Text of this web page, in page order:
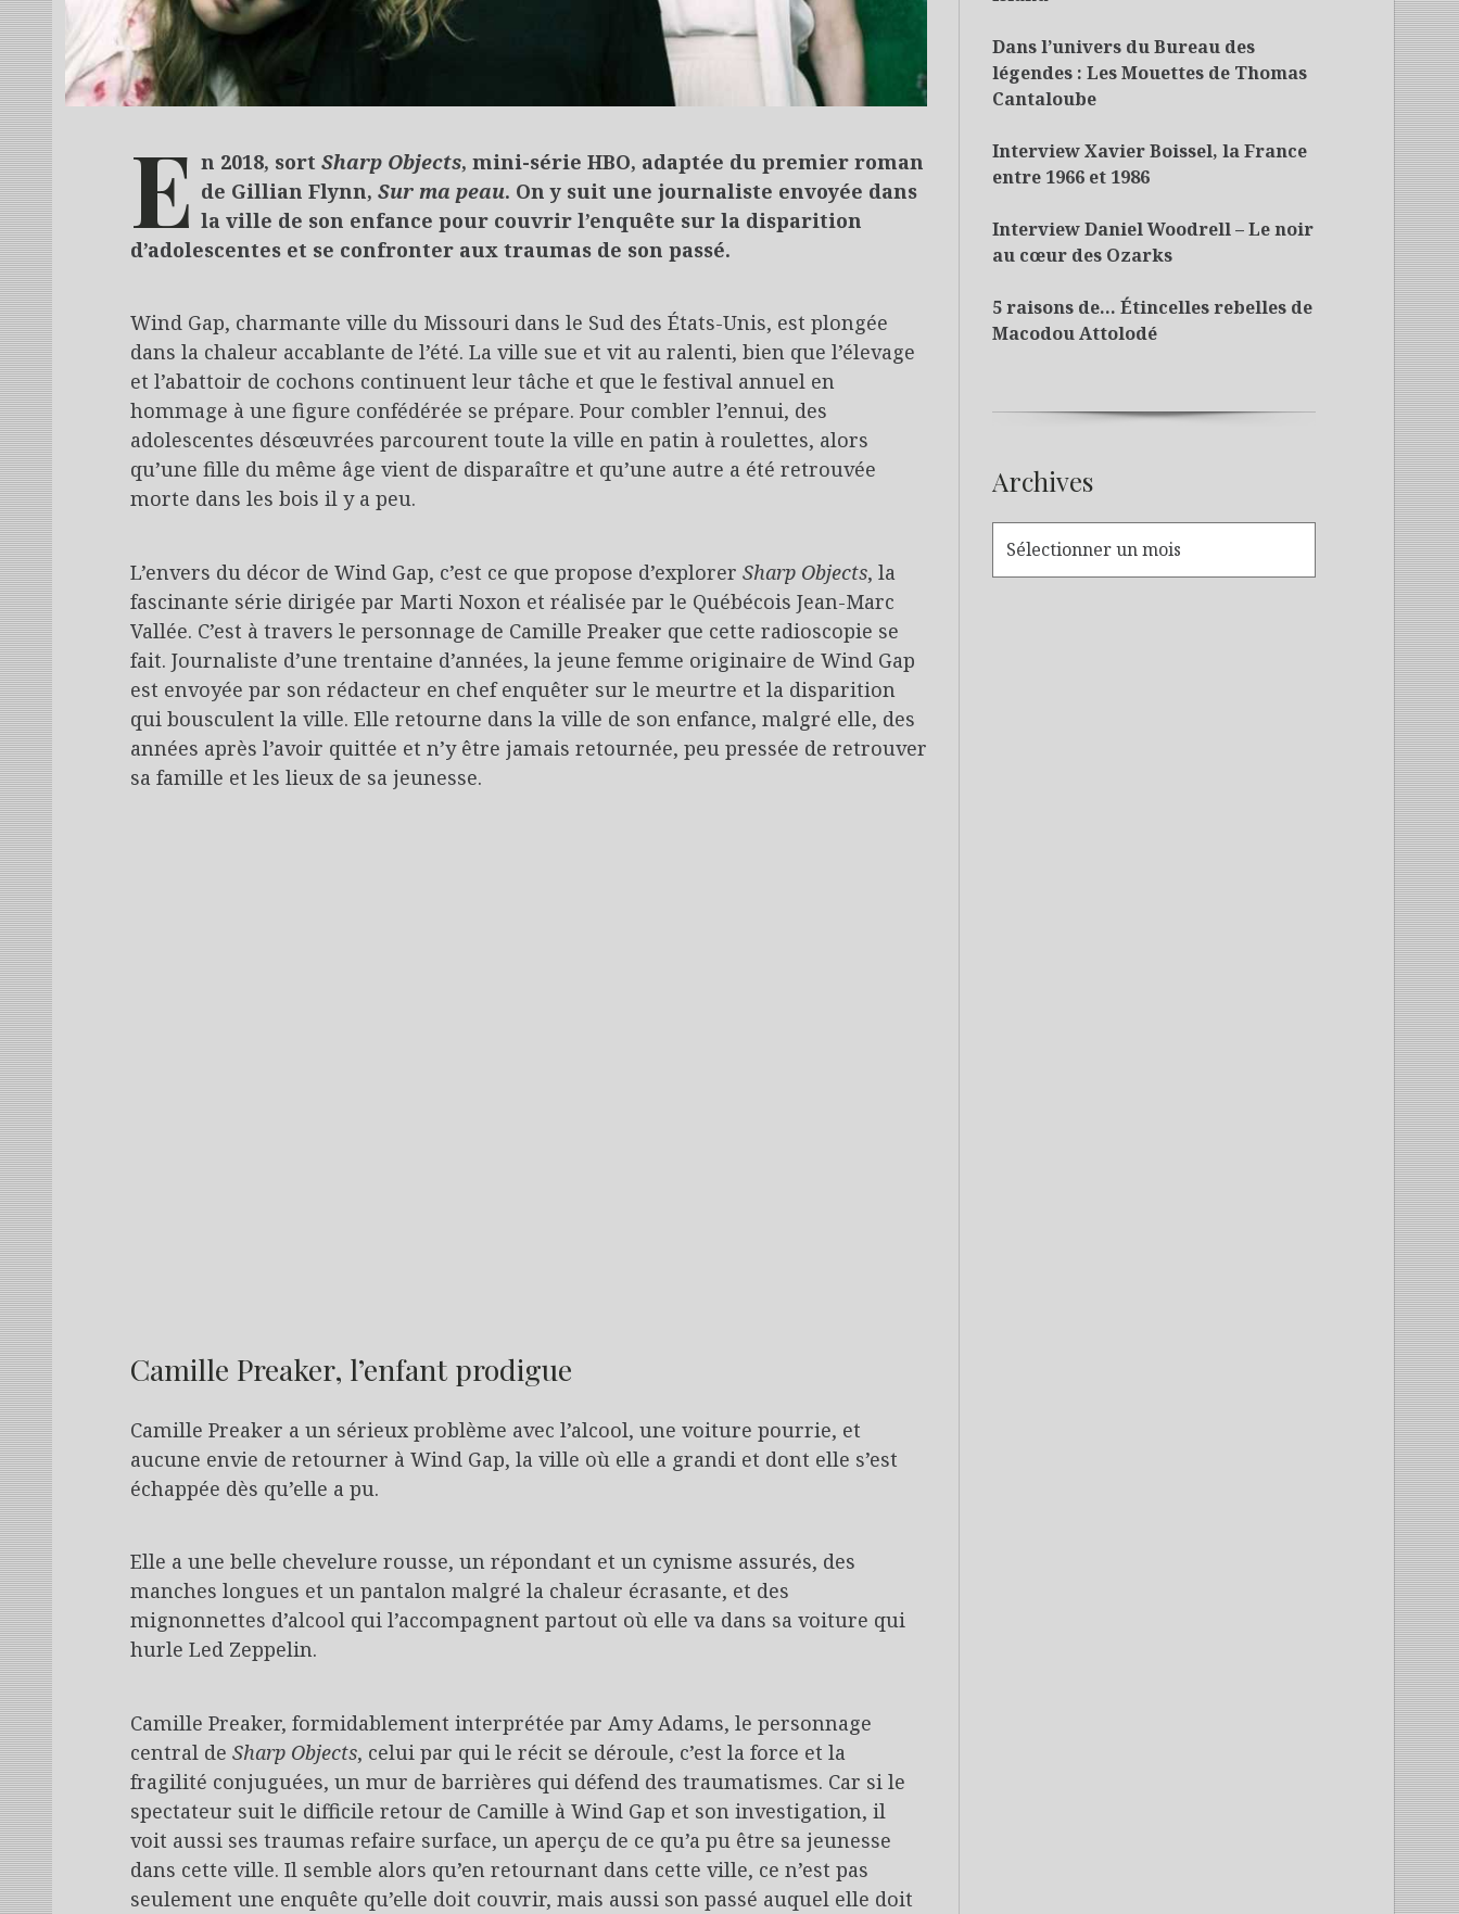
E n 2018, sort Sharp Objects, mini-série HBO, adaptée du premier roman
de Gillian Flynn, Sur ma peau. On y suit une journaliste envoyée dans
la ville de son enfance pour couvrir l’enquête sur la disparition
d’adolescentes et se confronter aux traumas de son passé.
Wind Gap, charmante ville du Missouri dans le Sud des États-Unis, est plongée
dans la chaleur accablante de l’été. La ville sue et vit au ralenti, bien que l’élevage
et l’abattoir de cochons continuent leur tâche et que le festival annuel en
hommage à une figure confédérée se prépare. Pour combler l’ennui, des
adolescentes désœuvrées parcourent toute la ville en patin à roulettes, alors
qu’une fille du même âge vient de disparaître et qu’une autre a été retrouvée
morte dans les bois il y a peu.
L’envers du décor de Wind Gap, c’est ce que propose d’explorer Sharp Objects, la
fascinante série dirigée par Marti Noxon et réalisée par le Québécois Jean-Marc
Vallée. C’est à travers le personnage de Camille Preaker que cette radioscopie se
fait. Journaliste d’une trentaine d’années, la jeune femme originaire de Wind Gap
est envoyée par son rédacteur en chef enquêter sur le meurtre et la disparition
qui bousculent la ville. Elle retourne dans la ville de son enfance, malgré elle, des
années après l’avoir quittée et n’y être jamais retournée, peu pressée de retrouver
sa famille et les lieux de sa jeunesse.
Camille Preaker, l’enfant prodigue
Camille Preaker a un sérieux problème avec l’alcool, une voiture pourrie, et
aucune envie de retourner à Wind Gap, la ville où elle a grandi et dont elle s’est
échappée dès qu’elle a pu.
Elle a une belle chevelure rousse, un répondant et un cynisme assurés, des
manches longues et un pantalon malgré la chaleur écrasante, et des
mignonnettes d’alcool qui l’accompagnent partout où elle va dans sa voiture qui
hurle Led Zeppelin.
Camille Preaker, formidablement interprétée par Amy Adams, le personnage
central de Sharp Objects, celui par qui le récit se déroule, c’est la force et la
fragilité conjuguées, un mur de barrières qui défend des traumatismes. Car si le
spectateur suit le difficile retour de Camille à Wind Gap et son investigation, il
voit aussi ses traumas refaire surface, un aperçu de ce qu’a pu être sa jeunesse
dans cette ville. Il semble alors qu’en retournant dans cette ville, ce n’est pas
seulement une enquête qu’elle doit couvrir, mais aussi son passé auquel elle doit
Dans l’univers du Bureau des
légendes : Les Mouettes de Thomas
Cantaloube
Interview Xavier Boissel, la France
entre 1966 et 1986
Interview Daniel Woodrell – Le noir
au cœur des Ozarks
5 raisons de… Étincelles rebelles de
Macodou Attolodé
Archives